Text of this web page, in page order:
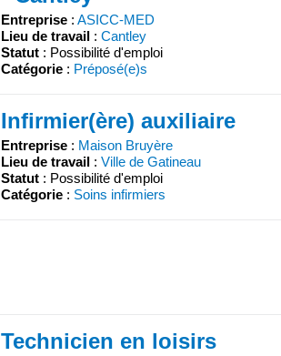
Entreprise : ASICC-MED
Lieu de travail : Cantley
Statut : Possibilité d'emploi
Catégorie : Préposé(e)s
Infirmier(ère) auxiliaire
Entreprise : Maison Bruyère
Lieu de travail : Ville de Gatineau
Statut : Possibilité d'emploi
Catégorie : Soins infirmiers
Technicien en loisirs